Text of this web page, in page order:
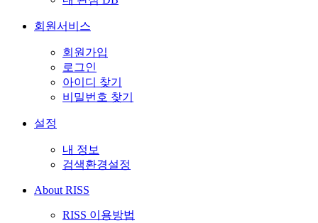
회원서비스
회원가입
로그인
아이디 찾기
비밀번호 찾기
설정
내 정보
검색환경설정
About RISS
RISS 이용방법